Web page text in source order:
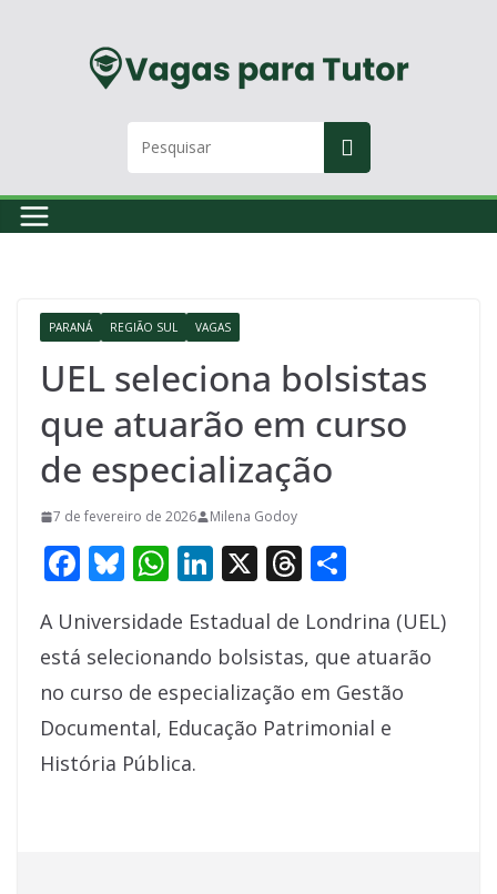
PARANÁ REGIÃO SUL VAGAS
UEL seleciona bolsistas
que atuarão em curso
de especialização
7 de fevereiro de 2026 Milena Godoy
F
e
b
o
o
k
Bl
e
sk
y
W
at
s
A
p
p
Li
k
e
dI
n
X T
re
a
d
s
ar
e
A Universidade Estadual de Londrina (UEL)
está selecionando bolsistas, que atuarão
no curso de especialização em Gestão
Documental, Educação Patrimonial e
História Pública.